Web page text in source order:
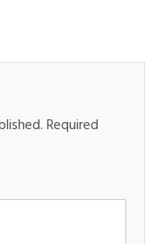
Required